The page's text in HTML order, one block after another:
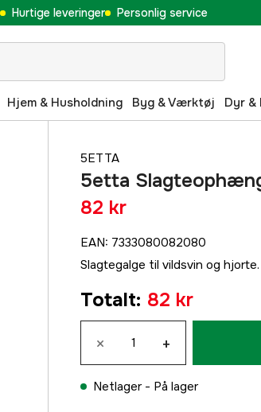
Hurtige leveringer Personlig service
Hjem & Husholdning Byg & Værktøj Dyr &
5ETTA
5etta
82 kr
EAN: 7333080082080
Slagtegalge til vildsvin og
Totalt: 82 kr
× +
Netlager - På lager